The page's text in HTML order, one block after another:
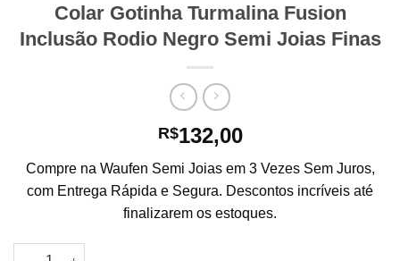
Colar Gotinha Turmalina Fusion
Inclusão Rodio Negro Semi Joias Finas
R$132,00
Compre na Waufen Semi Joias em 3 Vezes Sem Juros,
com Entrega Rápida e Segura. Descontos incríveis até
finalizarem os estoques.
Colar Gotinha Turmalina Fusion Inclusão Rodio Negro Semi